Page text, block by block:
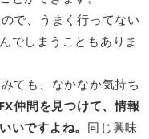
で、うまく行ってない
でしまうこともありま
ても、なかなか気持ち
仲間を見つけて、情報
いですよね。 同じ興味